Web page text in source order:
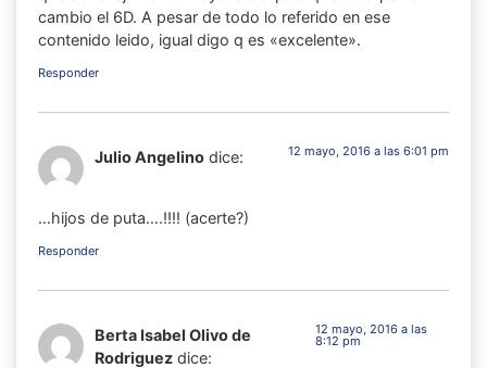
cambio el 6D. A pesar de todo lo referido en ese
contenido leido, igual digo q es «excelente».
Responder
Julio Angelino dice: 12 mayo, 2016 a las 6:01 pm
…hijos de puta….!!!! (acerte?)
Responder
Berta Isabel Olivo de
Rodriguez dice:
12 mayo, 2016 a las
8:12 pm